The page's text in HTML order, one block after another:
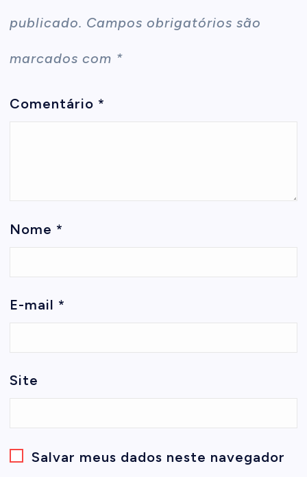
publicado. Campos obrigatórios são
marcados com *
Comentário *
Nome *
E-mail *
Site
Salvar meus dados neste navegador